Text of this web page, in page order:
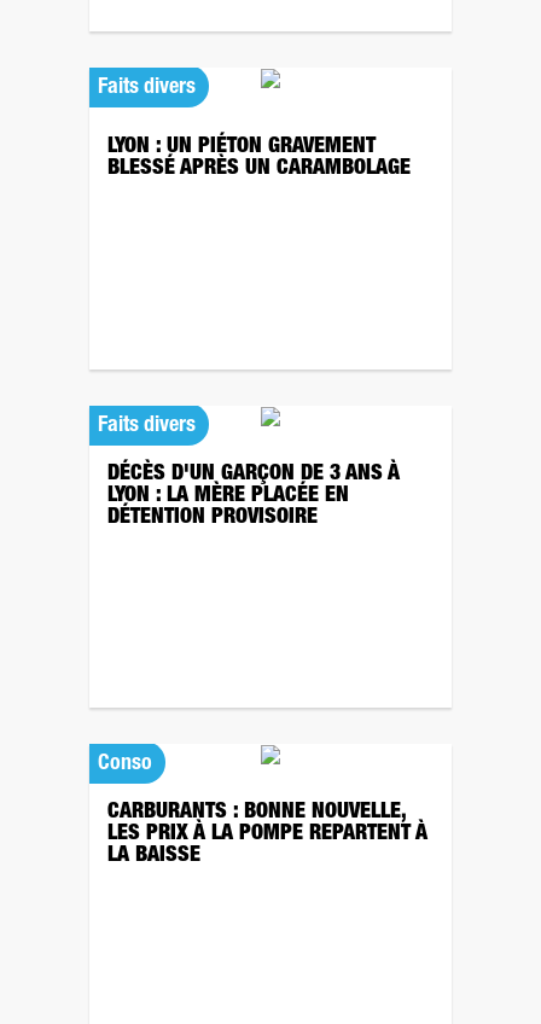
Faits divers
LYON : UN PIÉTON GRAVEMENT
BLESSÉ APRÈS UN CARAMBOLAGE
Faits divers
DÉCÈS D'UN GARÇON DE 3 ANS À
LYON : LA MÈRE PLACÉE EN
DÉTENTION PROVISOIRE
Conso
CARBURANTS : BONNE NOUVELLE,
LES PRIX À LA POMPE REPARTENT À
LA BAISSE